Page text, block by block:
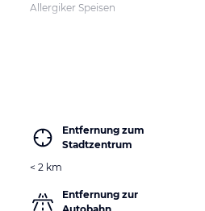
Allergiker Speisen
Entfernung zum
Stadtzentrum
< 2 km
Entfernung zur